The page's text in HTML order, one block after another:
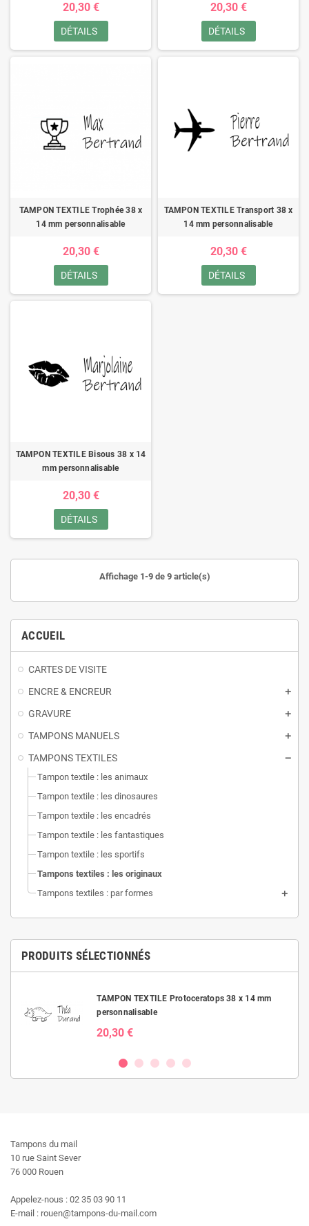
ACCUEIL
CARTES DE VISITE
ENCRE & ENCREUR
GRAVURE
TAMPONS MANUELS
TAMPONS TEXTILES
Tampon textile : les animaux
Tampon textile : les dinosaures
Tampon textile : les encadrés
Tampon textile : les fantastiques
Tampon textile : les sportifs
Tampons textiles : les originaux
Tampons textiles : par formes
PRODUITS SÉLECTIONNÉS
TAMPON TEXTILE Protoceratops 38 x 14 mm
personnalisable
20,30 €
20,30 €
DÉTAILS
20,30 €
DÉTAILS
TAMPON TEXTILE Trophée 38 x
14 mm personnalisable
20,30 €
DÉTAILS
TAMPON TEXTILE Transport 38 x
14 mm personnalisable
20,30 €
DÉTAILS
TAMPON TEXTILE Bisous 38 x 14
mm personnalisable
20,30 €
DÉTAILS
Affichage 1-9 de 9 article(s)
Tampons du mail
10 rue Saint Sever
76 000 Rouen
Appelez-nous : 02 35 03 90 11
E-mail : rouen@tampons-du-mail.com